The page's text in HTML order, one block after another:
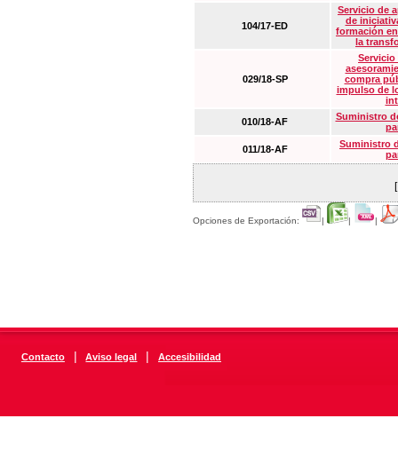
104/17-ED
Servicio de
de
formación
la
029/18-SP
Servicio
compra
impulso de
010/18-AF
Suministro
011/18-AF
Suministro
Opciones de Exportación: | | |
Contacto | Aviso legal | Accesibilidad